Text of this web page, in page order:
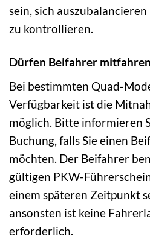
sein, sich
zu kontrollieren.
Dürfen Beifahrer
Bei bestimmten Quad-
Verfügbarkeit ist die
möglich. Bitte informieren
Buchung, falls Sie einen
möchten. Der Beifahrer
gültigen PKW-
einem späteren Zeitpunkt
ansonsten ist keine
erforderlich.